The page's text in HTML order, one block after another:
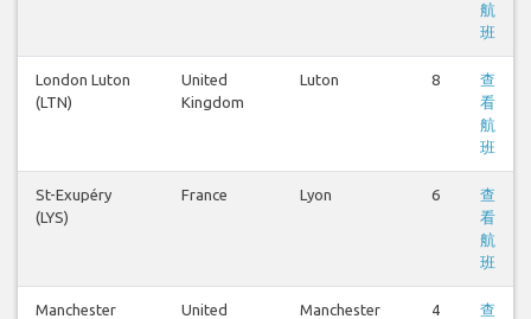
航
班
London Luton
(LTN)
United
Kingdom
Luton 8
查
看
航
班
St-Exupéry
(LYS)
France Lyon 6
查
看
航
班
Manchester
United
Manchester 4
查